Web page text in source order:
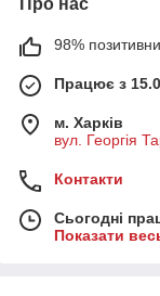
Про нас
98%
Працює з
м. Харків
вул. Георгія
Контакти
Сьогодні
Показати